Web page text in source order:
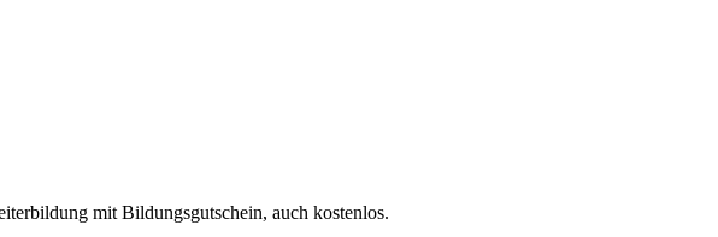
mit Bildungsgutschein, auch kostenlos.